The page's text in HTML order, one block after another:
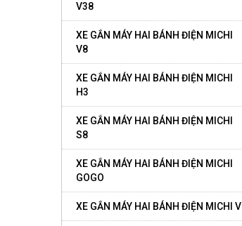
V38
XE GẮN MÁY HAI BÁNH ĐIỆN MICHI
V8
XE GẮN MÁY HAI BÁNH ĐIỆN MICHI
H3
XE GẮN MÁY HAI BÁNH ĐIỆN MICHI
S8
XE GẮN MÁY HAI BÁNH ĐIỆN MICHI
GOGO
XE GẮN MÁY HAI BÁNH ĐIỆN MICHI V